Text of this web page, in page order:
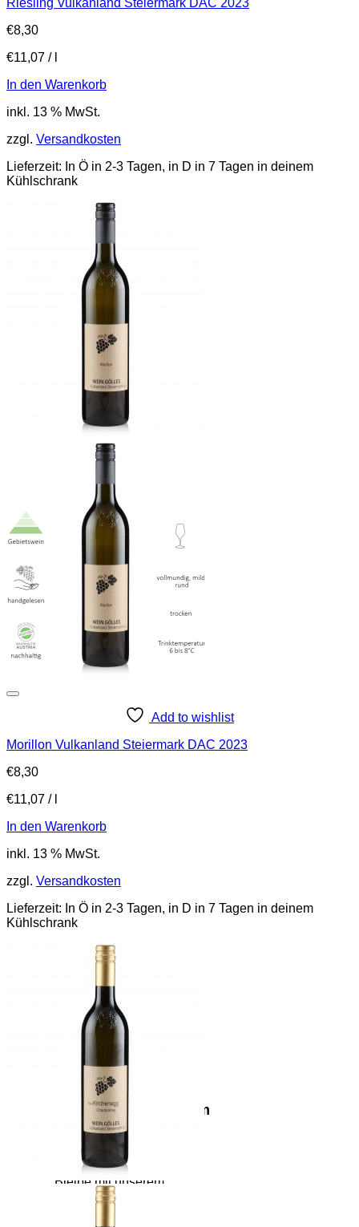
Newsletter
Hol dir 5% Nachlass
auf deine nächste
Bestellung mit deinem
direkten Draht in
unseren Keller!
Bleibe mit unserem
Newsletter über
Riesling Vulkanland Steiermark DAC 2023
€8,30
€11,07 /
In den Warenkorb
inkl. 13 % MwSt.
zzgl. Versandkosten
Lieferzeit: In Ö in 2-3 Tagen, in D in 7 Tagen in deinem
Kühlschrank
Add to wishlist
Morillon Vulkanland Steiermark DAC 2023
€8,30
€11,07 /
In den Warenkorb
inkl. 13 % MwSt.
zzgl. Versandkosten
Lieferzeit: In Ö in 2-3 Tagen, in D in 7 Tagen in deinem
Kühlschrank